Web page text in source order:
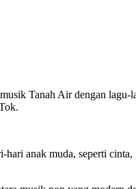
Tanah Air dengan
anak muda, seperti